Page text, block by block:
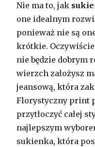
Nie ma to, jak
one idealnym
ponieważ nie są
krótkie.
nie będzie dobrym
wierzch założysz
jeansową, która
Florystyczny print
przytłoczyć całej
najlepszym
sukienka, która